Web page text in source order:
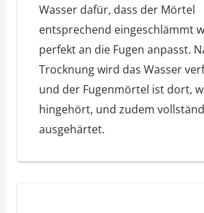
Wasser dafür, dass der Mörtel
entsprechend eingeschlämmt
perfekt an die Fugen anpasst.
Trocknung wird das Wasser
und der Fugenmörtel ist dort,
hingehört, und zudem
ausgehärtet.